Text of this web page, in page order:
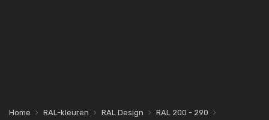
Home RAL-kleuren RAL Design
RAL 200 - 290